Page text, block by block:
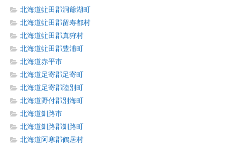
北海道虻田郡洞爺湖町
北海道虻田郡留寿都村
北海道虻田郡真狩村
北海道虻田郡豊浦町
北海道赤平市
北海道足寄郡足寄町
北海道足寄郡陸別町
北海道野付郡別海町
北海道釧路市
北海道釧路郡釧路町
北海道阿寒郡鶴居村